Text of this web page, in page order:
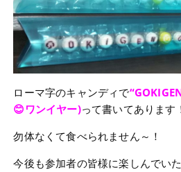
ローマ字のキャンディで
😊ワンイヤー)って書いてあります
勿体なくて食べられません～！
今後も参加者の皆様に楽しんでい